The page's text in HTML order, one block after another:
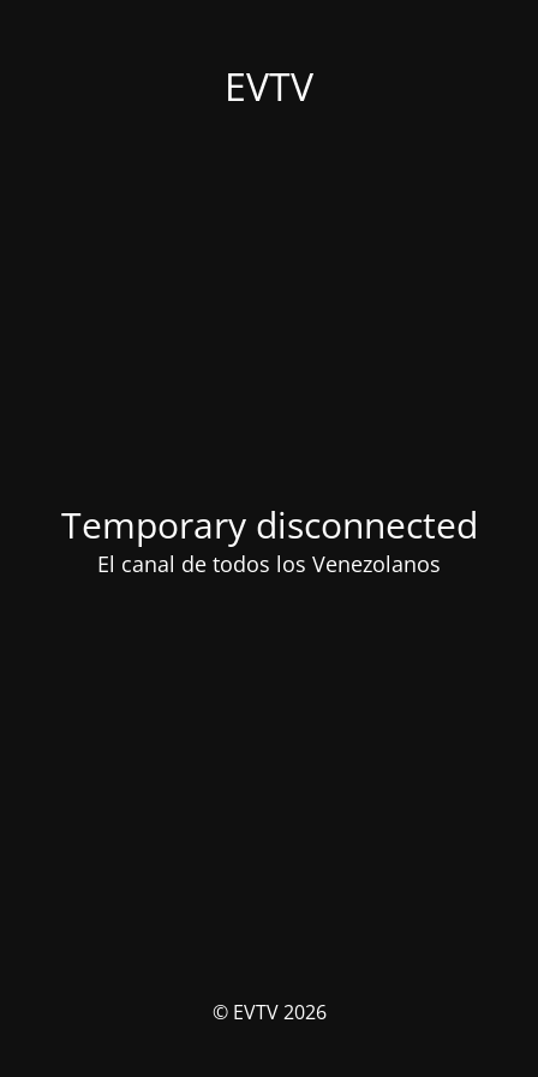
EVTV
Temporary disconnected
El canal de todos los Venezolanos
© EVTV 2026